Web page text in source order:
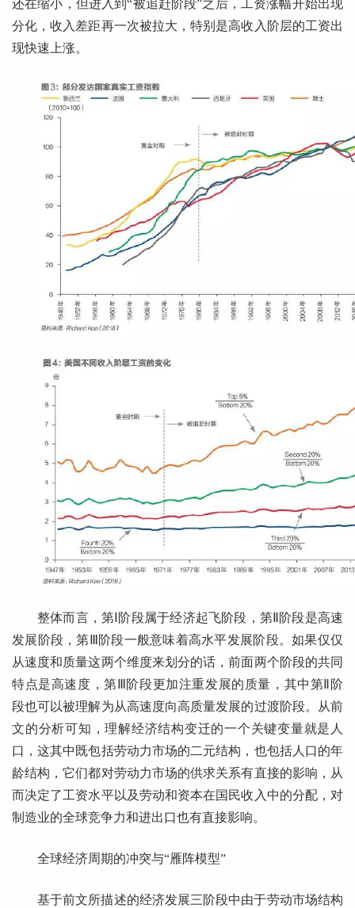
还在缩小，但进入到“被追赶阶段”之后，工资涨幅开始出现
分化，收入差距再一次被拉大，特别是高收入阶层的工资出
现快速上涨。
整体而言，第Ⅰ阶段属于经济起飞阶段，第Ⅱ阶段是高速
发展阶段，第Ⅲ阶段一般意味着高水平发展阶段。如果仅仅
从速度和质量这两个维度来划分的话，前面两个阶段的共同
特点是高速度，第Ⅲ阶段更加注重发展的质量，其中第Ⅱ阶
段也可以被理解为从高速度向高质量发展的过渡阶段。从前
文的分析可知，理解经济结构变迁的一个关键变量就是人
口，这其中既包括劳动力市场的二元结构，也包括人口的年
龄结构，它们都对劳动力市场的供求关系有直接的影响，从
而决定了工资水平以及劳动和资本在国民收入中的分配，对
制造业的全球竞争力和进出口也有直接影响。
全球经济周期的冲突与“雁阵模型”
基于前文所描述的经济发展三阶段中由于劳动市场结构